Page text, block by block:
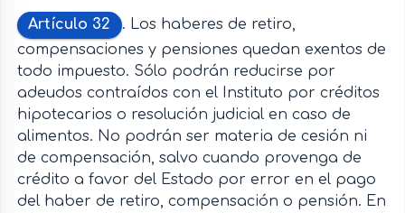
Artículo 32
. Los haberes de retiro,
compensaciones y pensiones quedan exentos de
todo impuesto. Sólo podrán reducirse por
adeudos contraídos con el Instituto por créditos
hipotecarios o resolución judicial en caso de
alimentos. No podrán ser materia de cesión ni
de compensación, salvo cuando provenga de
crédito a favor del Estado por error en el pago
del haber de retiro, compensación o pensión. En